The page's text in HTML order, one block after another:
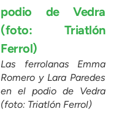
Las ferrolanas Emma
Romero y Lara Paredes
en el podio de Vedra
(foto: Triatlón Ferrol)